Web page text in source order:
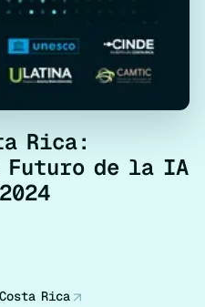
Rica:
Futuro de la IA
Rica